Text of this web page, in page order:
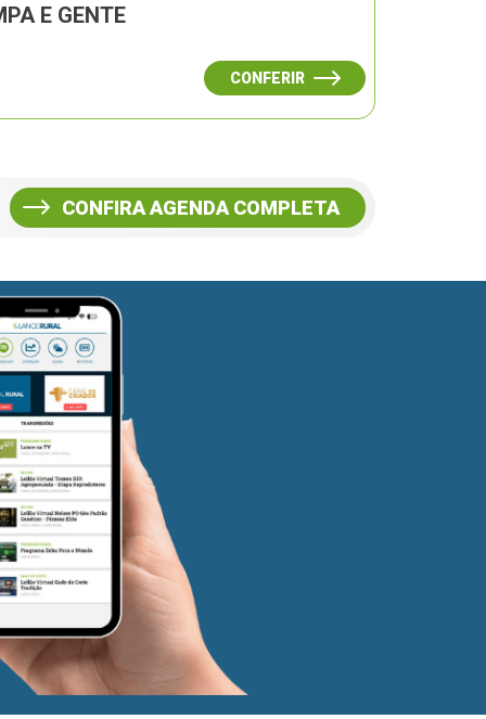
E GENTE
CONFERIR
CONFIRA AGENDA COMPLETA